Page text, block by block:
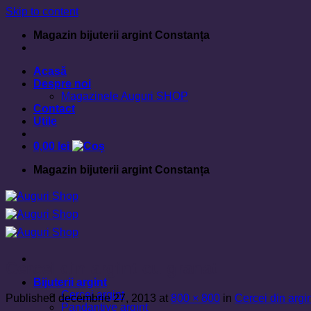
Skip to content
Magazin bijuterii argint Constanța
Acasă
Despre noi
Magazinele Auguri SHOP
Contact
Utile
0,00 lei
Magazin bijuterii argint Constanța
Bijuterii argint
Cercei argint
Pandantive argint
Published decembrie 27, 2013 at 800 × 800 in Cercei din